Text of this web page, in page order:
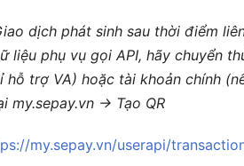
dịch phát sinh sau thời điểm
liệu phụ vụ gọi API, hãy chuyển
hỗ trợ VA) hoặc tài khoản chính
my.sepay.vn -> Tạo QR
my.sepay.vn/userapi/